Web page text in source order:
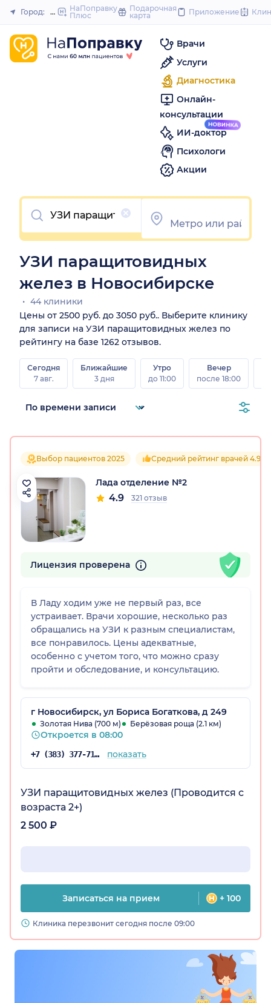
to
Закрыть
Город: Новосибирск
НаПоправку
Плюс
Подарочная
карта
Приложение
Врачи
Услуги
Диагностика
Онлайн-
консультации
ИИ-доктор
Психологи
Акции
Очистить
УЗИ паращитовидных
желез в Новосибирске
44 клиники
Цены от 2500 руб. до 3050 руб.. Выберите клинику
для записи на УЗИ паращитовидных желез по
рейтингу на базе 1262 отзывов.
Сегодня
7 авг.
Ближайшие
3 дня
Утро
до 11:00
Вечер
после 18:00
Выбор пациентов 2025 Средний рейтинг врачей 4.9
Лада отделение №2
4.9 321 отзыв
Лицензия проверена
В Ладу ходим уже не первый раз, все
устраивает. Врачи хорошие, несколько раз
обращались на УЗИ к разным специалистам,
все понравилось. Цены адекватные,
особенно с учетом того, что можно сразу
пройти и обследование, и консультацию.
г Новосибирск, ул Бориса Богаткова, д 249
Золотая Нива (700 м) Берёзовая роща (2.1 км)
Откроется в 08:00
+7 (383) 377-71-46 показать
УЗИ паращитовидных желез (Проводится с
возраста 2+)
2 500 ₽
Записаться на прием + 100
Клиника перезвонит сегодня после 09:00